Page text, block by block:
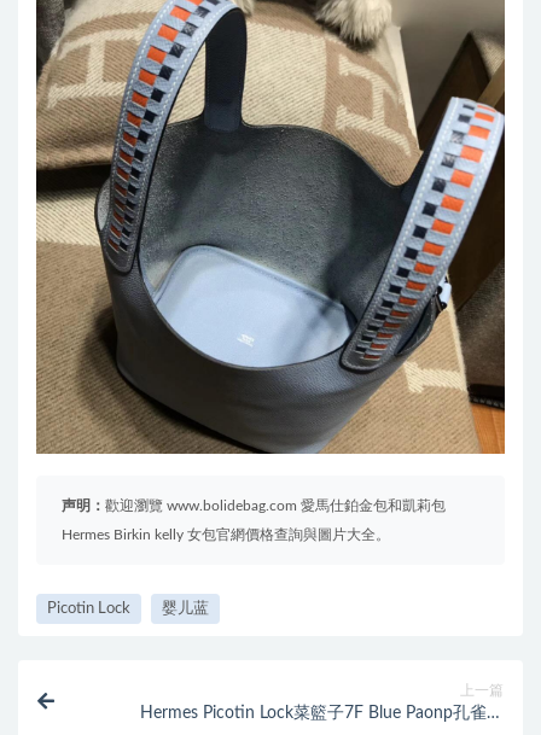
声明： 歡迎瀏覽 www.bolidebag.com 愛馬仕鉑金包和凱莉包
Hermes Birkin kelly 女包官網價格查詢與圖片大全。
Picotin Lock 婴儿蓝
上一篇
Hermes Picotin Lock菜籃子7F Blue Paonp孔雀蓝